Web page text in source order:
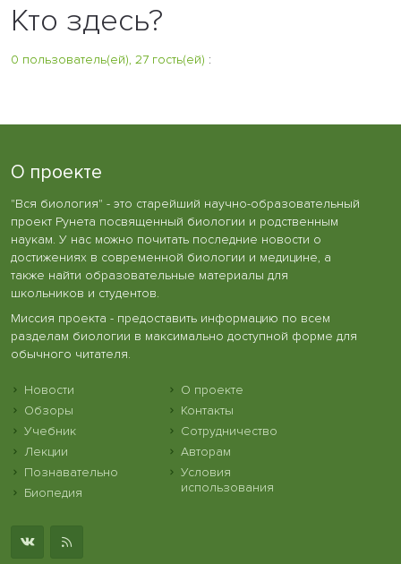
Кто здесь?
0 пользователь(ей), 27 гость(ей) :
О проекте
"Вся биология" - это старейший научно-образовательный
проект Рунета посвященный биологии и родственным
наукам. У нас можно почитать последние новости о
достижениях в современной биологии и медицине, а
также найти образовательные материалы для
школьников и студентов.
Миссия проекта - предоставить информацию по всем
разделам биологии в максимально доступной форме для
обычного читателя.
Новости
Обзоры
Учебник
Лекции
Познавательно
Биопедия
О проекте
Контакты
Сотрудничество
Авторам
Условия
использования